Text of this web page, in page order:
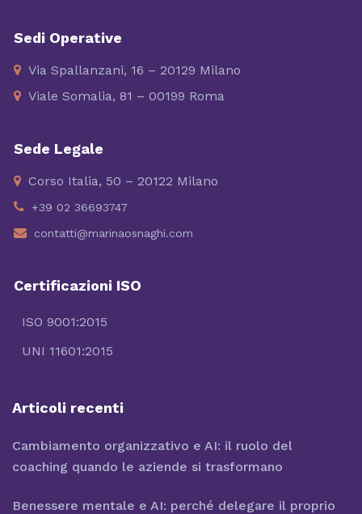
Sedi Operative
Via Spallanzani, 16 – 20129 Milano
Viale Somalia, 81 – 00199 Roma
Sede Legale
Corso Italia, 50 – 20122 Milano
+39 02 36693747
contatti@marinaosnaghi.com
Certificazioni ISO
ISO 9001:2015
UNI 11601:2015
Articoli recenti
Cambiamento organizzativo e AI: il ruolo del
coaching quando le aziende si trasformano
Benessere mentale e AI: perché delegare il proprio